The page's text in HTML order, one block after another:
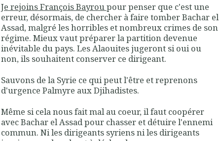
Je rejoins François Bayroupour penser que c'est une
erreur, désormais, de chercher à faire tomber Bachar el
Assad, malgré les horribles et nombreux crimes de son
régime. Mieux vaut préparer la partition devenue
inévitable du pays. Les Alaouites jugeront si oui ou
non, ils souhaitent conserver ce dirigeant.
Sauvons de la Syrie ce qui peut l'être et reprenons
d'urgence Palmyre aux Djihadistes.
Même si cela nous fait mal au coeur, il faut coopérer
avec Bachar el Assad pour chasser et détuire l'ennemi
commun. Ni les dirigeants syriens ni les dirigeants